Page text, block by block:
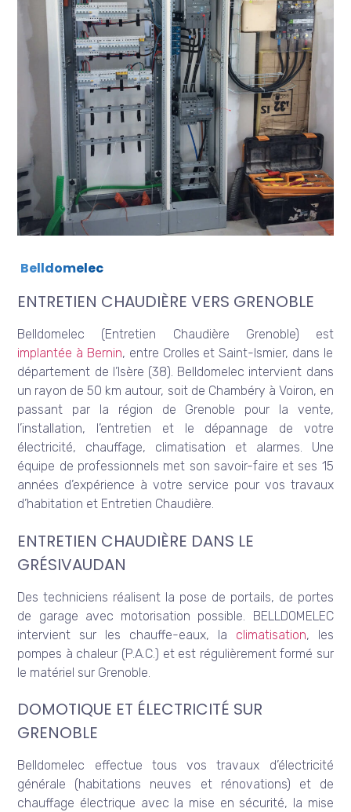
Belldomelec
ENTRETIEN CHAUDIÈRE VERS GRENOBLE
Belldomelec (Entretien Chaudière Grenoble) est
implantée à Bernin, entre Crolles et Saint-Ismier, dans le
département de l’Isère (38). Belldomelec intervient dans
un rayon de 50 km autour, soit de Chambéry à Voiron, en
passant par la région de Grenoble pour la vente,
l’installation, l’entretien et le dépannage de votre
électricité, chauffage, climatisation et alarmes. Une
équipe de professionnels met son savoir-faire et ses 15
années d’expérience à votre service pour vos travaux
d’habitation et Entretien Chaudière.
ENTRETIEN CHAUDIÈRE DANS LE
GRÉSIVAUDAN
Des techniciens réalisent la pose de portails, de portes
de garage avec motorisation possible. BELLDOMELEC
intervient sur les chauffe-eaux, la climatisation, les
pompes à chaleur (P.A.C.) et est régulièrement formé sur
le matériel sur Grenoble.
DOMOTIQUE ET ÉLECTRICITÉ SUR
GRENOBLE
Belldomelec effectue tous vos travaux d’électricité
générale (habitations neuves et rénovations) et de
chauffage électrique avec la mise en sécurité, la mise